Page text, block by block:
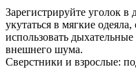
Зарегистрируйте уголок в
укутаться в мягкие
использовать
внешнего шума.
Сверстники и взрослые: